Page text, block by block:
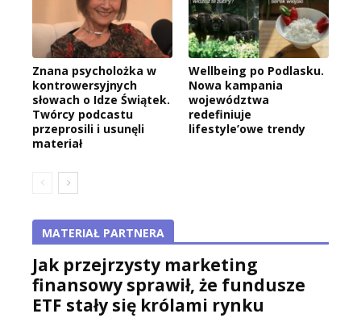
Znana psycholożka w
kontrowersyjnych
słowach o Idze Świątek.
Twórcy podcastu
przeprosili i usunęli
materiał
Wellbeing po Podlasku.
Nowa kampania
województwa
redefiniuje
lifestyle’owe trendy
MATERIAŁ PARTNERA
Jak przejrzysty marketing
finansowy sprawił, że fundusze
ETF stały się królami rynku